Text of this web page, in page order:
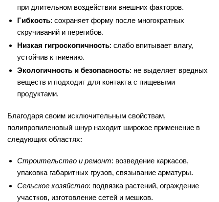
при длительном воздействии внешних факторов.
Гибкость: сохраняет форму после многократных
скручиваний и перегибов.
Низкая гигроскопичность: слабо впитывает влагу,
устойчив к гниению.
Экологичность и безопасность: не выделяет вредных
веществ и подходит для контакта с пищевыми
продуктами.
Благодаря своим исключительным свойствам,
полипропиленовый шнур находит широкое применение в
следующих областях:
Строительство и ремонт: возведение каркасов,
упаковка габаритных грузов, связывание арматуры.
Сельское хозяйство: подвязка растений, ограждение
участков, изготовление сетей и мешков.